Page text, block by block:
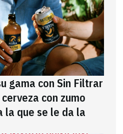
gama con Sin Filtrar
con zumo
la que se le da la